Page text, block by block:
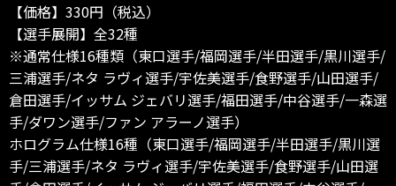
【価格】330円（税込）
【選手展開】全32種
※通常仕様16種類（東口選手/福岡選手/半田選手/黒川選手/
三浦選手/ネタ ラヴィ選手/宇佐美選手/食野選手/山田選手/
倉田選手/イッサム ジェバリ選手/福田選手/中谷選手/一森選
手/ダワン選手/ファン アラーノ選手）
ホログラム仕様16種（東口選手/福岡選手/半田選手/黒川選
手/三浦選手/ネタ ラヴィ選手/宇佐美選手/食野選手/山田選